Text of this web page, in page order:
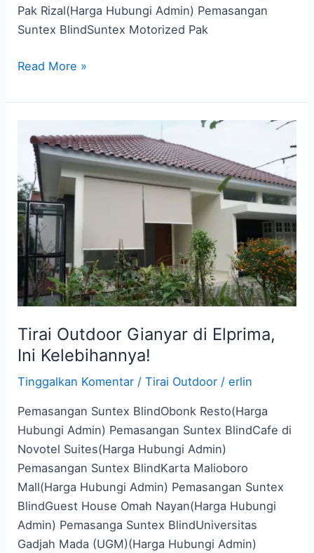
Pak Rizal(Harga Hubungi Admin) Pemasangan
Suntex BlindSuntex Motorized Pak
Read More »
Tirai Outdoor Gianyar di Elprima,
Ini Kelebihannya!
Tinggalkan Komentar /Tirai Outdoor /erlin
Pemasangan Suntex BlindObonk Resto(Harga
Hubungi Admin) Pemasangan Suntex BlindCafe di
Novotel Suites(Harga Hubungi Admin)
Pemasangan Suntex BlindKarta Malioboro
Mall(Harga Hubungi Admin) Pemasangan Suntex
BlindGuest House Omah Nayan(Harga Hubungi
Admin) Pemasanga Suntex BlindUniversitas
Gadjah Mada (UGM)(Harga Hubungi Admin)
Outdoor
Gianyar
di
Elprima,
Ini
Kelebihannya!